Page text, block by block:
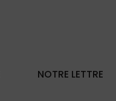
NOTRE LETTRE